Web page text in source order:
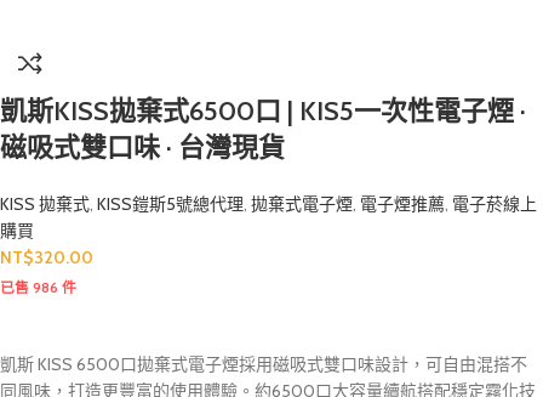
凱斯KISS拋棄式6500口 | KIS5一次性電子煙 ·
磁吸式雙口味 · 台灣現貨
KISS 拋棄式, KISS鎧斯5號總代理, 拋棄式電子煙, 電子煙推薦, 電子菸線上
購買
NT$320.00
已售 986 件
凱斯 KISS 6500口拋棄式電子煙採用磁吸式雙口味設計，可自由混搭不
同風味，打造更豐富的使用體驗。約6500口大容量續航搭配穩定霧化技